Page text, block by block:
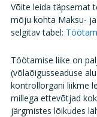
Võite leida täpsemat
mõju kohta Maksu-
selgitav tabel:
Töötamise liike on
(võlaõigusseaduse
kontrollorgani liikme
millega ettevõtjad
järgmistes lõikudes